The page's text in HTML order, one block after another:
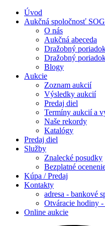
Úvod
Aukčná spoločnosť
O nás
Aukčná abeceda
Dražobný
Dražobný
Blogy
Aukcie
Zoznam aukcií
Výsledky aukcií
Predaj diel
Termíny aukcií a
Naše rekordy
Katalógy
Predaj diel
Služby
Znalecké posudky
Bezplatné
Kúpa / Predaj
Kontakty
adresa - bankové
Otváracie hodiny
Online aukcie